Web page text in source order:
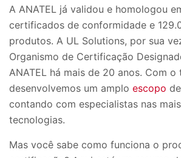
A ANATEL já validou e homologou
certificados de conformidade e
produtos. A UL Solutions, por sua
Organismo de Certificação
ANATEL há mais de 20 anos. Com o
desenvolvemos um amplo escopo
contando com especialistas nas
tecnologias.
Mas você sabe como funciona o